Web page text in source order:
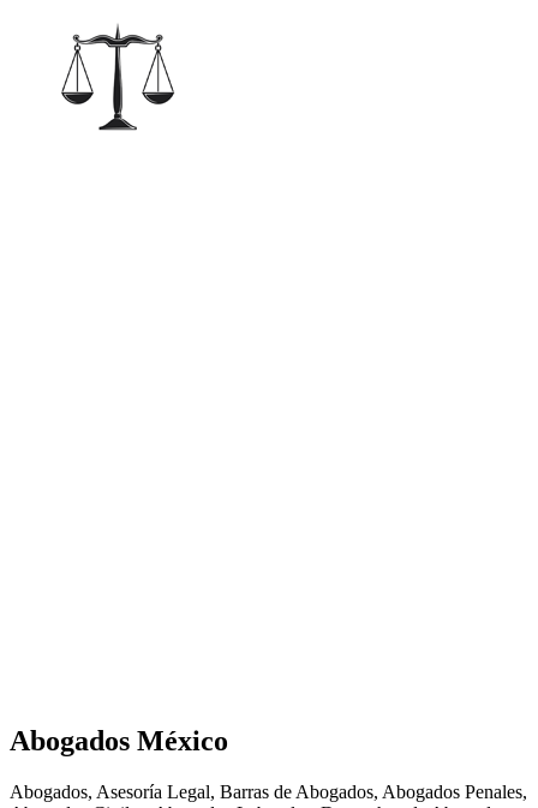
Abogados México
Abogados, Asesoría Legal, Barras de Abogados, Abogados Penales,